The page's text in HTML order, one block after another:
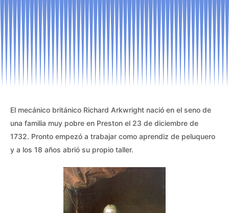
El mecánico británico Richard Arkwright nació en el seno de
una familia muy pobre en Preston el 23 de diciembre de
1732. Pronto empezó a trabajar como aprendiz de peluquero
y a los 18 años abrió su propio taller.